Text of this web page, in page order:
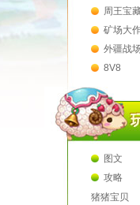
周王宝
矿场大
外疆战场
8V8
图文
攻略
猪猪宝贝